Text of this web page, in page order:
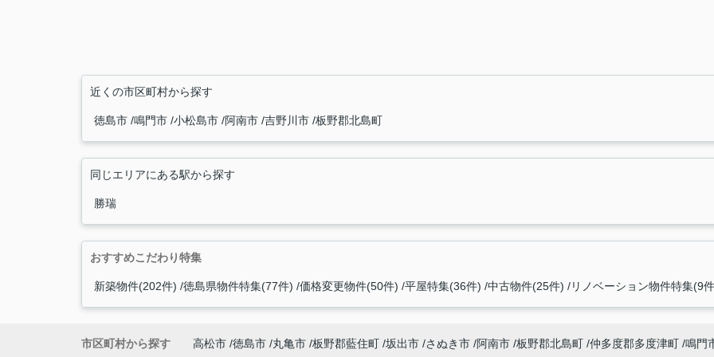
近くの市区町村から探す
徳島市 鳴門市 小松島市 阿南市 吉野川市 板野郡北島町
同じエリアにある駅から探す
勝瑞
おすすめこだわり特集
新築物件(202件) 徳島県物件特集(77件) 価格変更物件(50件) 平屋特集(36件) 中古物件(25件) リノベーション物件特集(9
市区町村から探す 高松市 徳島市 丸亀市 板野郡藍住町 坂出市 さぬき市 阿南市 板野郡北島町 仲多度郡多度津町 鳴門